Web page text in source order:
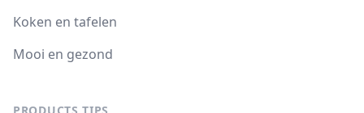
Koken en tafelen
Mooi en gezond